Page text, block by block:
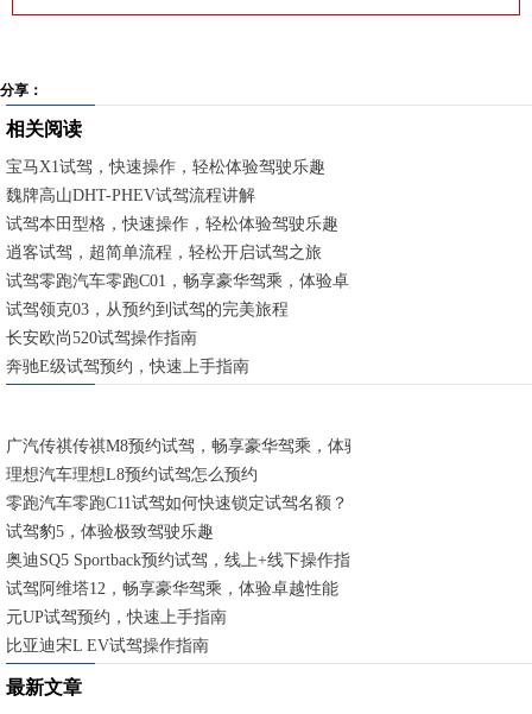
分享：
相关阅读
宝马X1试驾，快速操作，轻松体验驾驶乐趣
魏牌高山DHT-PHEV试驾流程讲解
试驾本田型格，快速操作，轻松体验驾驶乐趣
逍客试驾，超简单流程，轻松开启试驾之旅
试驾零跑汽车零跑C01，畅享豪华驾乘，体验卓越性能
试驾领克03，从预约到试驾的完美旅程
长安欧尚520试驾操作指南
奔驰E级试驾预约，快速上手指南
广汽传祺传祺M8预约试驾，畅享豪华驾乘，体验卓越性能
理想汽车理想L8预约试驾怎么预约
零跑汽车零跑C11试驾如何快速锁定试驾名额？
试驾豹5，体验极致驾驶乐趣
奥迪SQ5 Sportback预约试驾，线上+线下操作指南
试驾阿维塔12，畅享豪华驾乘，体验卓越性能
元UP试驾预约，快速上手指南
比亚迪宋L EV试驾操作指南
最新文章